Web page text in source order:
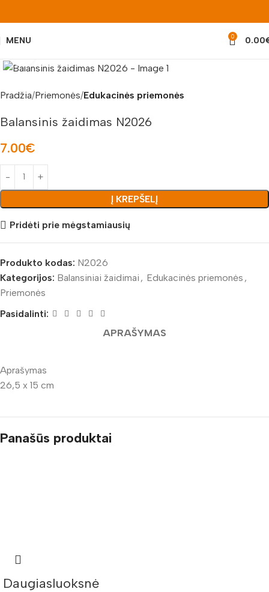
MENU 0 0.00
Pradžia Priemonės Edukacinės priemonės
Balansinis žaidimas N2026
7.00€
Į KREPŠELĮ
Pridėti prie mėgstamiausių
Produkto kodas: N2026
Kategorijos: Balansiniai žaidimai , Edukacinės priemonės ,
Priemonės
Pasidalinti:
APRAŠYMAS
Aprašymas
26,5 x 15 cm
Panašūs produktai
Daugiasluoksnė